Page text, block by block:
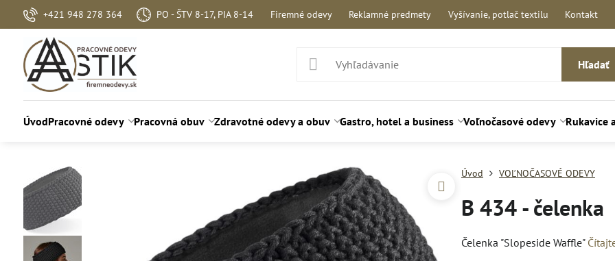
+421 948 278 364 PO - ŠTV 8-17, PIA 8-14 Firemné odevy Reklamné predmety Vyšívanie, potlač textilu Kontakt
Hľadať
ÚvodPracovné odevy Pracovná obuv Zdravotné odevy a obuv Gastro, hotel a business Voľnočasové odevy Rukavice
Úvod VOĽNOČASOVÉ ODEVY
B 434 - čelenka
Čelenka "Slopeside Waffle"